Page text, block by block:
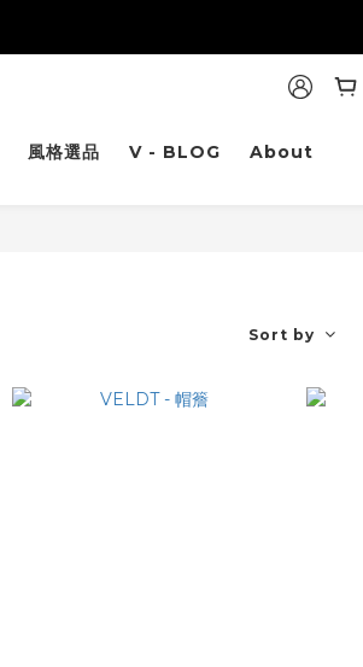
風格選品 V - BLOG About
Sort by